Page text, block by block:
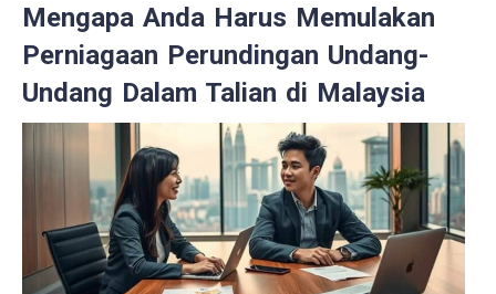
Mengapa Anda Harus Memulakan
Perniagaan Perundingan Undang-
Undang Dalam Talian di Malaysia